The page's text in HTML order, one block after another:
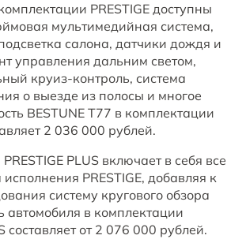
PRESTIGE доступны
мультимедийная система,
салона, датчики дождя и
управления дальним светом,
круиз-контроль, система
о выезде из полосы и многое
BESTUNE T77 в комплектации
2 036 000 рублей.
PLUS включает в себя все
PRESTIGE, добавляя к
систему кругового обзора
автомобиля в комплектации
составляет от 2 076 000 рублей.